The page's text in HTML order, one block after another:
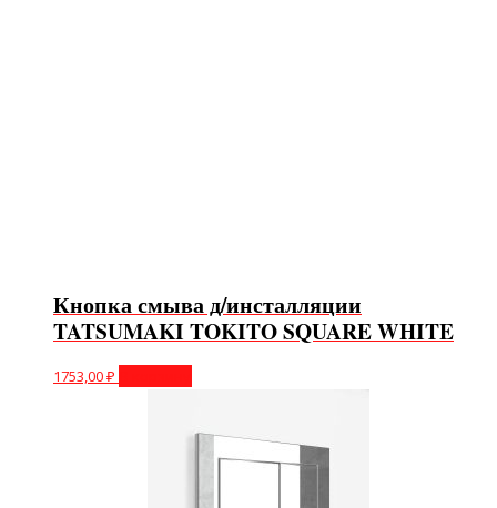
Кнопка смыва д/инсталляции
TATSUMAKI TOKITO SQUARE WHITE
1753,00₽